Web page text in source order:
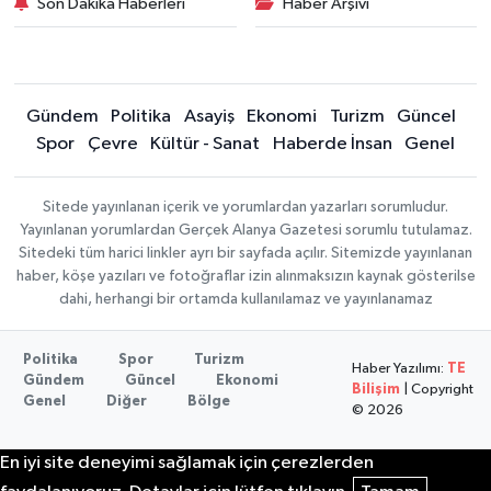
Son Dakika Haberleri Haber Arşivi
Gündem Politika Asayiş Ekonomi Turizm
Güncel
Spor
Çevre Kültür - Sanat Haberde İnsan Genel
Sitede yayınlanan içerik ve yorumlardan yazarları sorumludur.
Yayınlanan yorumlardan Gerçek Alanya Gazetesi sorumlu tutulamaz.
Sitedeki tüm harici linkler ayrı bir sayfada açılır. Sitemizde yayınlanan
haber, köşe yazıları ve fotoğraflar izin alınmaksızın kaynak gösterilse
dahi, herhangi bir ortamda kullanılamaz ve yayınlanamaz
Politika Spor
Turizm
Gündem
Güncel
Ekonomi
Genel
Diğer Bölge
Haber Yazılımı: TE
Bilişim | Copyright
© 2026
En iyi site deneyimi sağlamak için çerezlerden